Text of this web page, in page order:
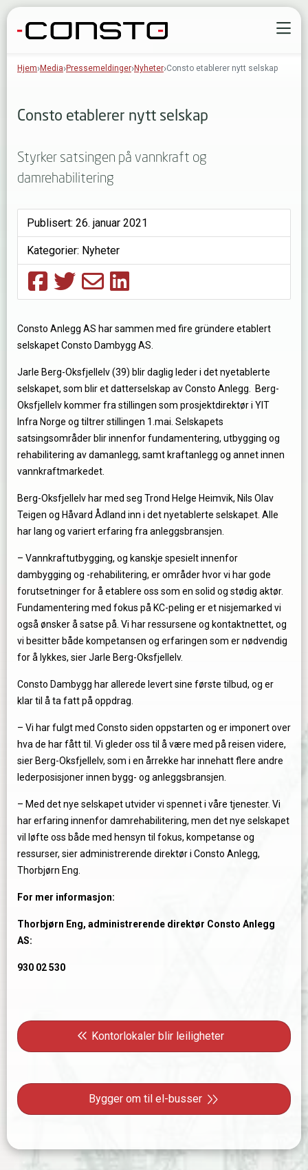
Gå til innhold
Hjem Media Pressemeldinger Nyheter Consto etablerer nytt selskap
Consto etablerer nytt selskap
Styrker satsingen på vannkraft og
damrehabilitering
Consto Anlegg AS har sammen med fire gründere etablert
selskapet Consto Dambygg AS.
Jarle Berg-Oksfjellelv (39) blir daglig leder i det nyetablerte
selskapet, som blir et datterselskap av Consto Anlegg. Berg-
Oksfjellelv kommer fra stillingen som prosjektdirektør i YIT
Infra Norge og tiltrer stillingen 1.mai. Selskapets
satsingsområder blir innenfor fundamentering, utbygging og
rehabilitering av damanlegg, samt kraftanlegg og annet innen
vannkraftmarkedet.
Berg-Oksfjellelv har med seg Trond Helge Heimvik, Nils Olav
Teigen og Håvard Ådland inn i det nyetablerte selskapet. Alle
har lang og variert erfaring fra anleggsbransjen.
– Vannkraftutbygging, og kanskje spesielt innenfor
dambygging og -rehabilitering, er områder hvor vi har gode
forutsetninger for å etablere oss som en solid og stødig aktør.
Fundamentering med fokus på KC-peling er et nisjemarked vi
også ønsker å satse på. Vi har ressursene og kontaktnettet, og
vi besitter både kompetansen og erfaringen som er nødvendig
for å lykkes, sier Jarle Berg-Oksfjellelv.
Consto Dambygg har allerede levert sine første tilbud, og er
klar til å ta fatt på oppdrag.
– Vi har fulgt med Consto siden oppstarten og er imponert over
hva de har fått til. Vi gleder oss til å være med på reisen videre,
sier Berg-Oksfjellelv, som i en årrekke har innehatt flere andre
lederposisjoner innen bygg- og anleggsbransjen.
– Med det nye selskapet utvider vi spennet i våre tjenester. Vi
har erfaring innenfor damrehabilitering, men det nye selskapet
vil løfte oss både med hensyn til fokus, kompetanse og
ressurser, sier administrerende direktør i Consto Anlegg,
Thorbjørn Eng.
For mer informasjon:
Thorbjørn Eng, administrerende direktør Consto Anlegg
AS:
930 02 530
Publisert: 26. januar 2021
Kategorier: Nyheter
InnleggsnavigasjonForrige innlegg: Kontorlokaler blir leiligheter
Kontorlokaler blir leiligheter
Neste innlegg: Bygger om til el-busser
Bygger om til el-busser